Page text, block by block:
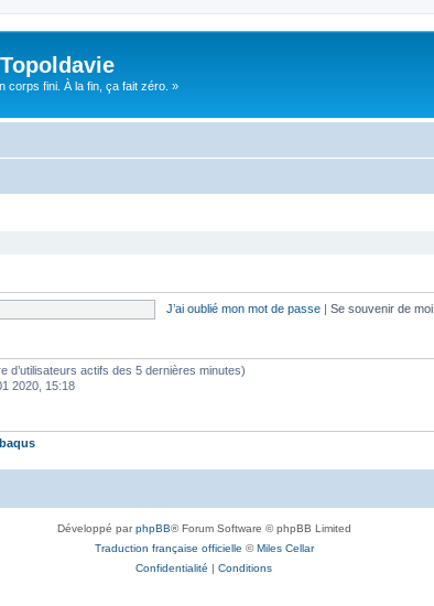
corps fini. À la fin, ça fait zéro. »
J’ai oublié mon mot de passe | Se souvenir de moi
d’utilisateurs actifs des 5 dernières minutes)
2020, 15:18
Développé parphpBB® Forum Software © phpBB Limited
Traduction française officielle ©Miles Cellar
Confidentialité | Conditions